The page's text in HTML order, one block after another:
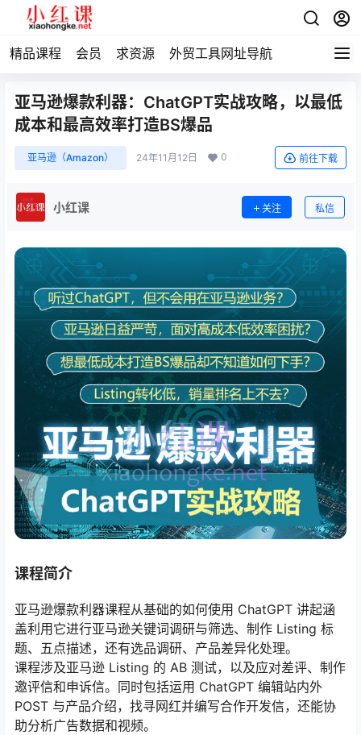
精品课程 会员 求资源 外贸工具网址导航
亚马逊爆款利器：ChatGPT实战攻略，以最低
成本和最高效率打造BS爆品
亚马逊（Amazon） 24年11月12日 0 前往下载
小红课 关注 私信
课程简介
亚马逊爆款利器课程从基础的如何使用 ChatGPT 讲起涵
盖利用它进行亚马逊关键词调研与筛选、制作 Listing 标
题、五点描述，还有选品调研、产品差异化处理。
课程涉及亚马逊 Listing 的 AB 测试，以及应对差评、制作
邀评信和申诉信。同时包括运用 ChatGPT 编辑站内外
POST 与产品介绍，找寻网红并编写合作开发信，还能协
助分析广告数据和视频。